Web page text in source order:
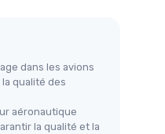
dans les avions
qualité des
aéronautique
la qualité et la